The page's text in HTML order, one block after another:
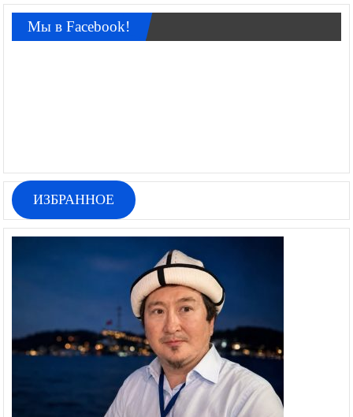
Мы в Facebook!
ИЗБРАННОЕ